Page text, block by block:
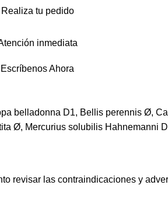
Realiza tu pedido
inmediata
Escríbenos Ahora
belladonna D1, Bellis perennis Ø,
Ø, Mercurius solubilis Hahnemanni
revisar las contraindicaciones y